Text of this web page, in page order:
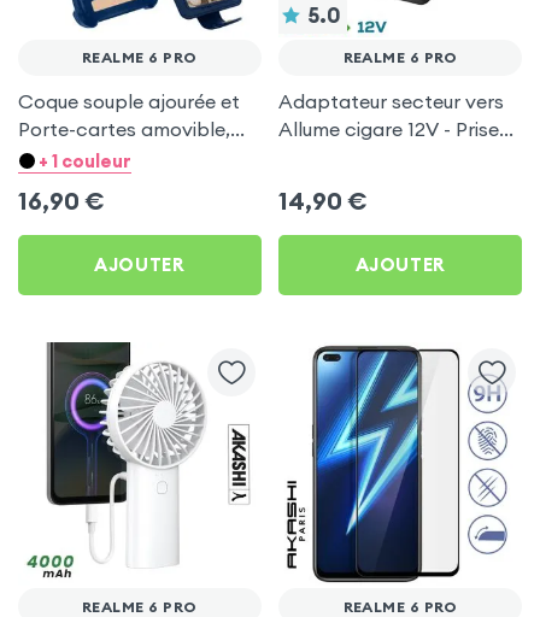
REALME 6 PRO
Coque souple ajourée et
Porte-cartes amovible,
avec languette
Realme 6 Pro
+ 1 couleur
16,90 €
AJOUTER
5.0
REALME 6 PRO
Adaptateur secteur vers
Allume cigare 12V - Prise
14,90 €
AJOUTER
REALME 6 PRO REALME 6 PRO